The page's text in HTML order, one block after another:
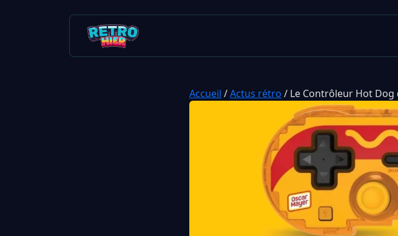
Accueil /Actus rétro / Le Contrôleur Hot Dog